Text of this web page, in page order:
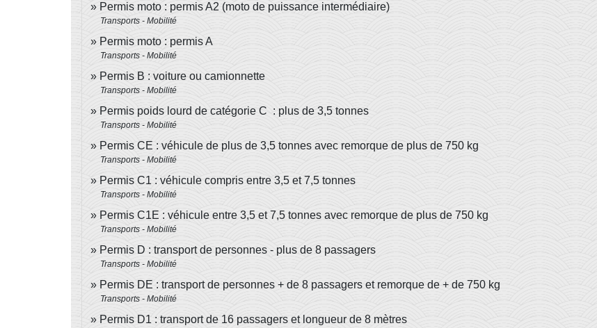
Permis moto : permis A2 (moto de puissance intermédiaire)
Transports - Mobilité
Permis moto : permis A
Transports - Mobilité
Permis B : voiture ou camionnette
Transports - Mobilité
Permis poids lourd de catégorie C : plus de 3,5 tonnes
Transports - Mobilité
Permis CE : véhicule de plus de 3,5 tonnes avec remorque de plus de 750 kg
Transports - Mobilité
Permis C1 : véhicule compris entre 3,5 et 7,5 tonnes
Transports - Mobilité
Permis C1E : véhicule entre 3,5 et 7,5 tonnes avec remorque de plus de 750 kg
Transports - Mobilité
Permis D : transport de personnes - plus de 8 passagers
Transports - Mobilité
Permis DE : transport de personnes + de 8 passagers et remorque de + de 750 kg
Transports - Mobilité
Permis D1 : transport de 16 passagers et longueur de 8 mètres